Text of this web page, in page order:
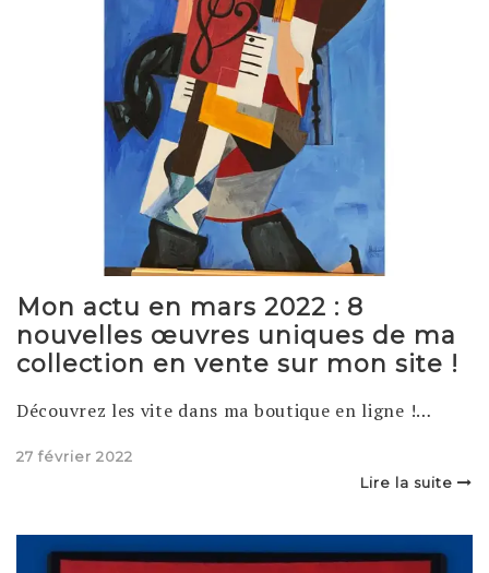
Mon actu en mars 2022 : 8
nouvelles œuvres uniques de ma
collection en vente sur mon site !
Découvrez les vite dans ma boutique en ligne !…
Posted
27 février 2022
Lire la suite